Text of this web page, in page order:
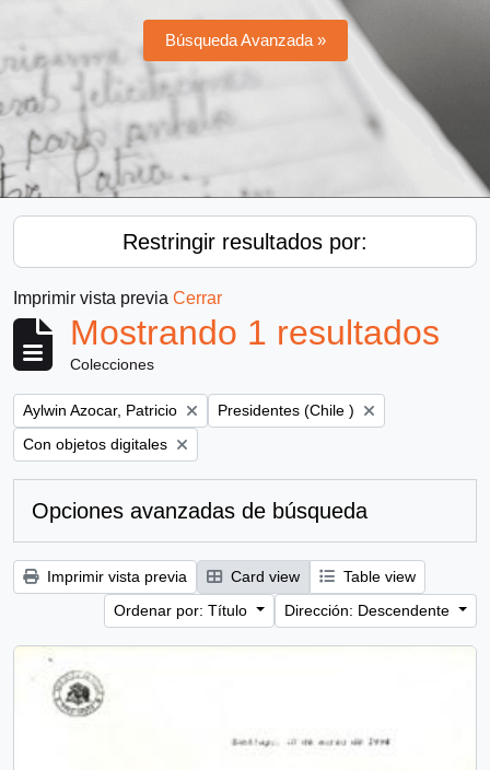
Búsqueda Avanzada »
Restringir resultados por:
Imprimir vista previa Cerrar
Mostrando 1 resultados
Colecciones
Remove filter:
Aylwin Azocar, Patricio Remove filter:
Presidentes (Chile )
Remove filter:
Con objetos digitales
Opciones avanzadas de búsqueda
Imprimir vista previa Card view
Table view
Ordenar por: Título
Dirección: Descendente